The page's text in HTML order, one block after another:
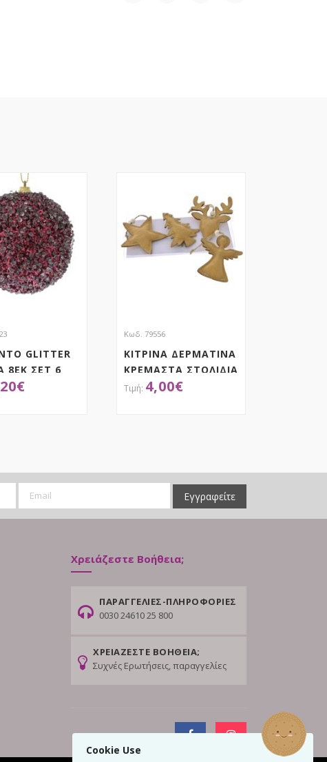
Cookie Use
GLITTER
8ΕΚ ΣΕΤ 6
€
Κωδ. 79556
ΚΙΤΡΙΝΑ ΔΕΡΜΑΤΙΝΑ
ΚΡΕΜΑΣΤΑ ΣΤΟΛΙΔΙΑ
8ΕΚ ΣΕΤ 4 ΣΕ ΚΟΥΤΙ
4,00€
Εγγραφείτε
Χρειάζεστε Βοήθεια;
ΠΑΡΑΓΓΕΛΙΕΣ-ΠΛΗΡΟΦΟΡΙΕΣ
0030 24610 25 800
ΧΡΕΙΑΖΕΣΤΕ ΒΟΗΘΕΙΑ;
Συχνές Ερωτήσεις, παραγγελίες